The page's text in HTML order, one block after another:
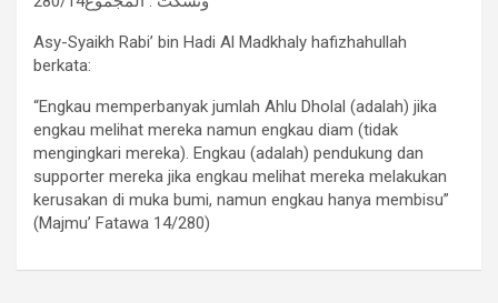
Asy-Syaikh Rabi’ bin Hadi Al Madkhaly hafizhahullah
berkata:
“Engkau memperbanyak jumlah Ahlu Dholal (adalah) jika
engkau melihat mereka namun engkau diam (tidak
mengingkari mereka). Engkau (adalah) pendukung dan
supporter mereka jika engkau melihat mereka melakukan
kerusakan di muka bumi, namun engkau hanya membisu”
(Majmu’ Fatawa 14/280)